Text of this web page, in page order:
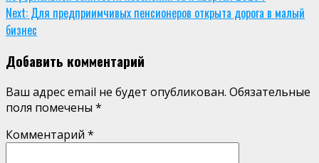
Next: Для предприимчивых пенсионеров открыта дорога в малый
бизнес
Добавить комментарий
Ваш адрес email не будет опубликован. Обязательные
поля помечены *
Комментарий *